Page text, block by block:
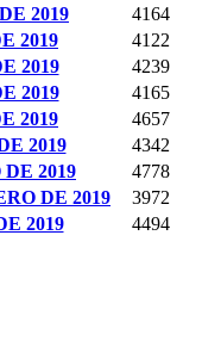
2019
4164
2019
4122
2019
4239
2019
4165
2019
4657
2019
4342
2019
4778
DE 2019
3972
2019
4494